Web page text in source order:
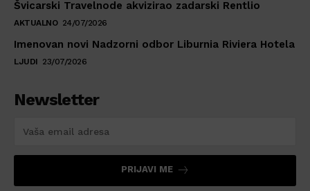
Švicarski Travelnode akvizirao zadarski Rentlio
AKTUALNO 24/07/2026
Imenovan novi Nadzorni odbor Liburnia Riviera Hotela
LJUDI 23/07/2026
Newsletter
PRIJAVI ME